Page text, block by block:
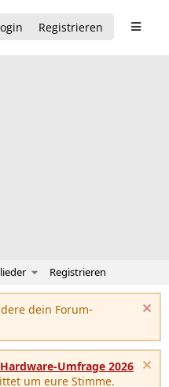
Registrieren
Registrieren
dein Forum-
Hardware-Umfrage 2026
um eure Stimme.